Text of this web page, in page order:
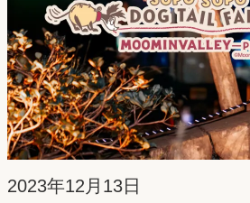
投
2023年12月13日